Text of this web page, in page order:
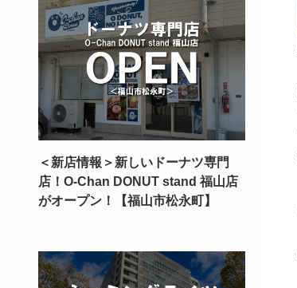
＜新店情報＞新しいドーナツ専門
店！O-Chan DONUT stand 福山店
がオープン！【福山市松永町】